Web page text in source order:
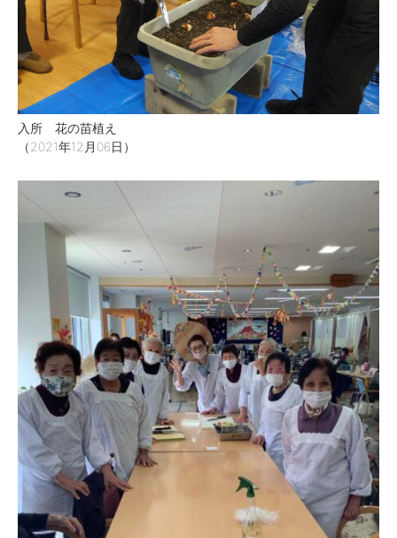
入所 花の苗植え
（2021年12月06日）